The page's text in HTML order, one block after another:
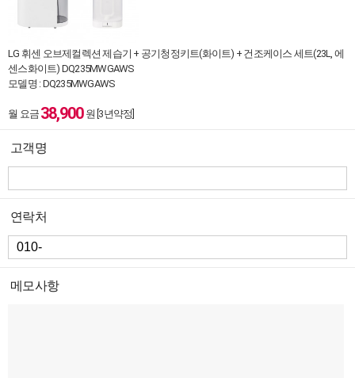
LG 휘센 오브제컬렉션 제습기 + 공기청정키트(화이트) + 건조케이스 세트(23L, 에
센스화이트) DQ235MWGAWS
모델명 : DQ235MWGAWS
월 요금 38,900 원 [3년약정]
고객명
연락처
메모사항